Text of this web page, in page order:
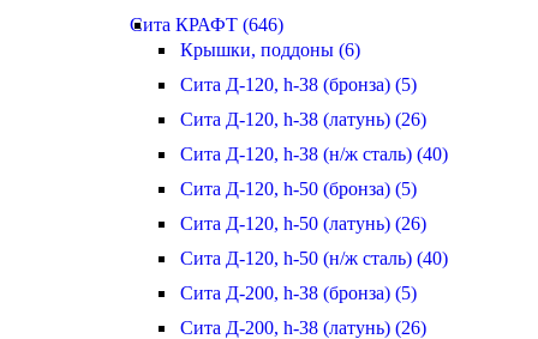
Сита КРАФТ (646)
Крышки, поддоны (6)
Сита Д-120, h-38 (бронза) (5)
Сита Д-120, h-38 (латунь) (26)
Сита Д-120, h-38 (н/ж сталь) (40)
Сита Д-120, h-50 (бронза) (5)
Сита Д-120, h-50 (латунь) (26)
Сита Д-120, h-50 (н/ж сталь) (40)
Сита Д-200, h-38 (бронза) (5)
Сита Д-200, h-38 (латунь) (26)